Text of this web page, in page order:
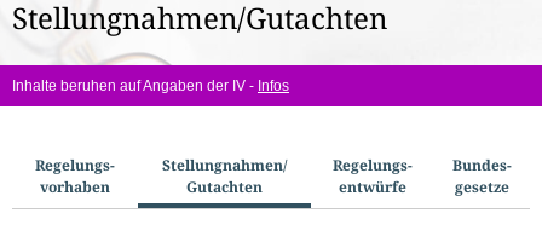
hier:
Stellungnahmen/Gutachten
Inhalte beruhen auf Angaben der IV - Infos
u
Regelungs­
vorhaben
Stellungnahmen/​
Gutachten
Regelungs­
entwürfe
Bundes­
gesetze